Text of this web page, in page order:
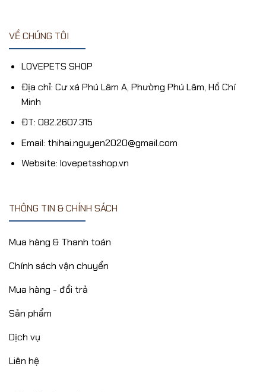
VỀ CHÚNG TÔI
LOVEPETS SHOP
Địa chỉ: Cư xá Phú Lâm A, Phường Phú Lâm, Hồ Chí
Minh
ĐT: 082.2607.315
Email: thihai.nguyen2020@gmail.com
Website: lovepetsshop.vn
THÔNG TIN & CHÍNH SÁCH
Mua hàng & Thanh toán
Chính sách vận chuyển
Mua hàng - đổi trả
Sản phẩm
Dịch vụ
Liên hệ